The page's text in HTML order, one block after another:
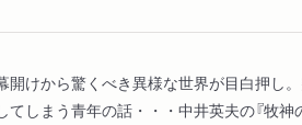
開けから驚くべき異様な世界が目白押し
てしまう青年の話・・・中井英夫の『牧神